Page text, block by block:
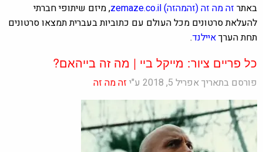
באתרזה מה זה(זהמהזה)zemaze.co.il, מיזם שיתופי חברתי
להעלאת סרטונים מכל העולם עם כתוביות בעברית תמצאו סרטונים
תחת הערךאיילנד.
כל פריים ציור: מייקל ביי | מה זה בייהאם?
פורסם בתאריך אפריל 5, 2018 ע"י זה מה זה